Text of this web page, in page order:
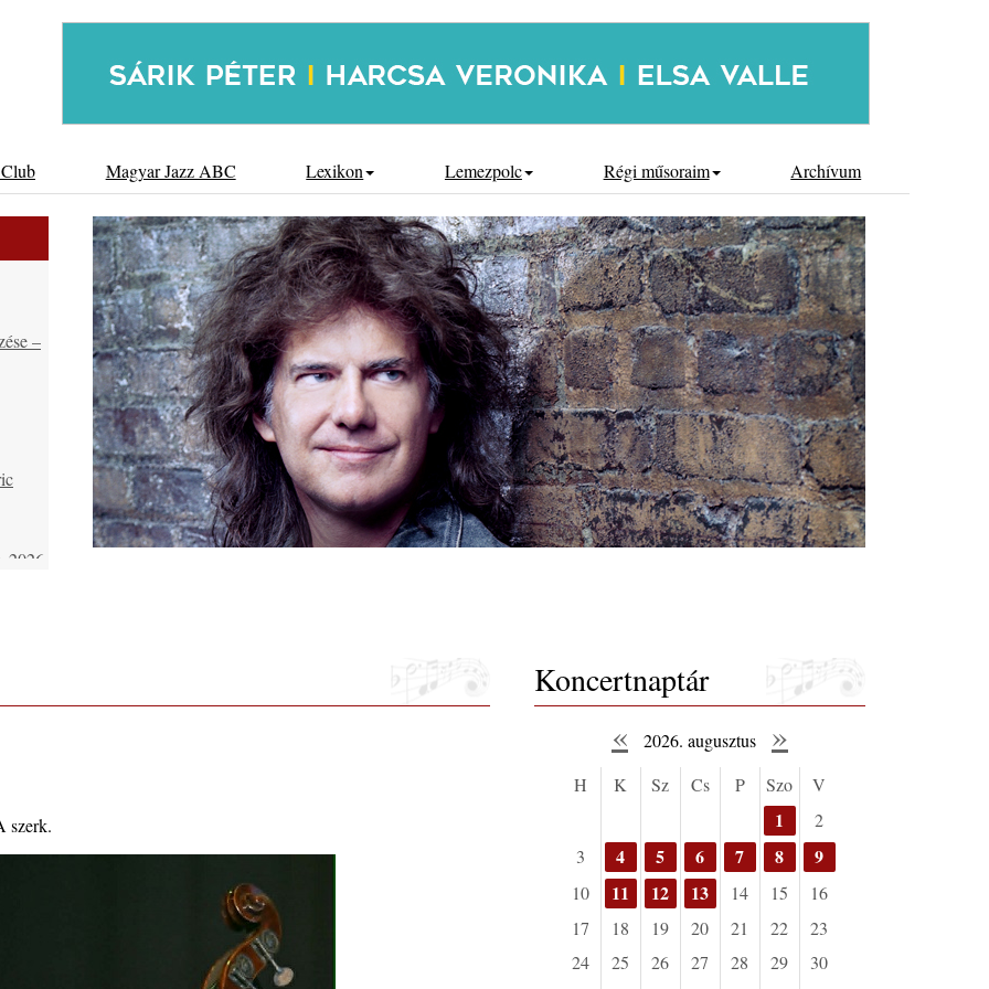
Magyar Jazz ABC Lexikon Lemezpolc Régi műsoraim Archívum
–
szerk.
Koncertnaptár
« 2026. augusztus »
H K Sz Cs P Szo V
1
2
3
4 5 6 7 8 9
10 11 12 13 14 15
16
17
18 19 20 21 22
23
24
25 26 27 28 29
30